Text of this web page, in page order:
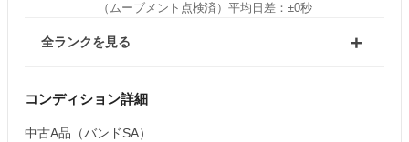
（ムーブメント点検済） 平均日差：±0秒
全ランクを見る
コンディション詳細
中古A品（バンドSA）